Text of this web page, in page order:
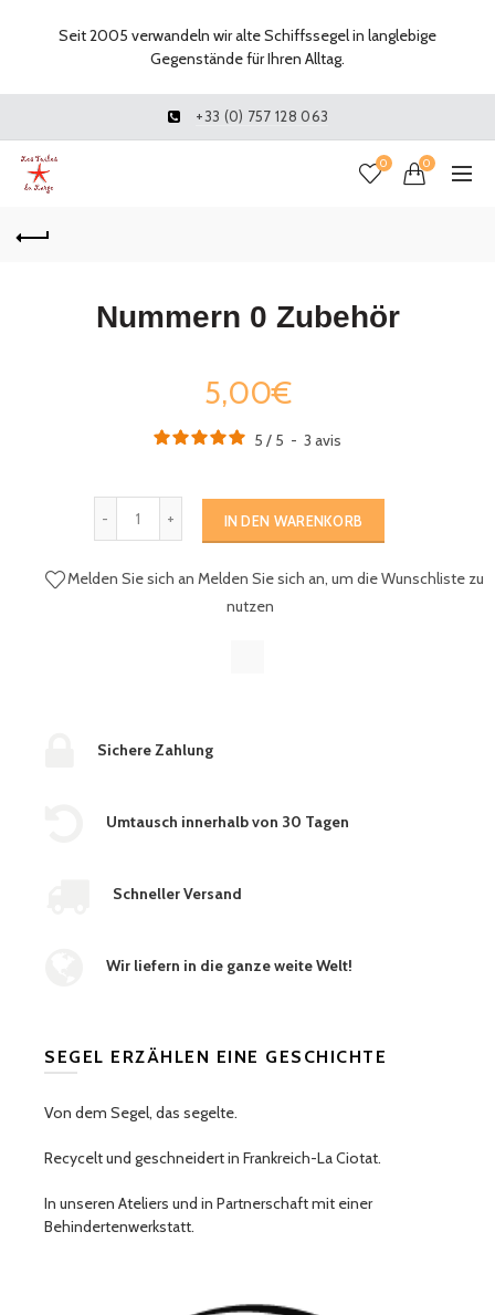
+33 (0) 757 128 063
0 0
Nummern 0 Zubehör
5,00€
5 / 5 - 3 avis
IN DEN WARENKORB
Melden Sie sich an Melden Sie sich an, um die Wunschliste zu
nutzen
Sichere Zahlung
Umtausch innerhalb von 30 Tagen
Schneller Versand
Wir liefern in die ganze weite Welt!
SEGEL ERZÄHLEN EINE GESCHICHTE
Von dem Segel, das segelte.
Recycelt und geschneidert in Frankreich-La Ciotat.
In unseren Ateliers und in Partnerschaft mit einer
Behindertenwerkstatt.
Seit 2005 verwandeln wir alte Schiffssegel in langlebige
Gegenstände für Ihren Alltag.